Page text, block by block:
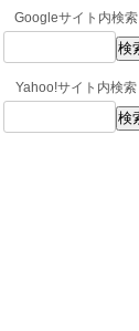
Googleサイト内検索
Yahoo!サイト内検索